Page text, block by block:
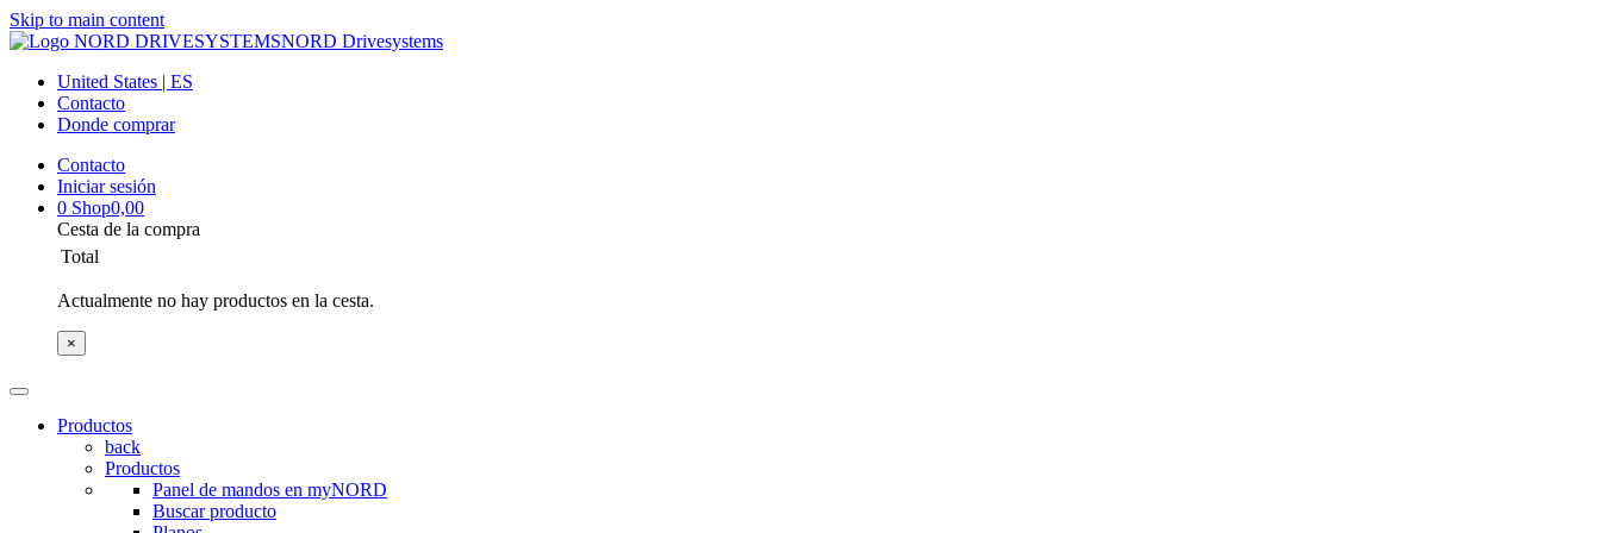
Skip to main content
NORD Drivesystems
United States | ES
Contacto
Donde comprar
Contacto
Iniciar sesión
0 Shop0,00
Cesta de la compra
Total
Actualmente no hay productos en la cesta.
×
Productos
back
Productos
Panel de mandos en myNORD
Buscar producto